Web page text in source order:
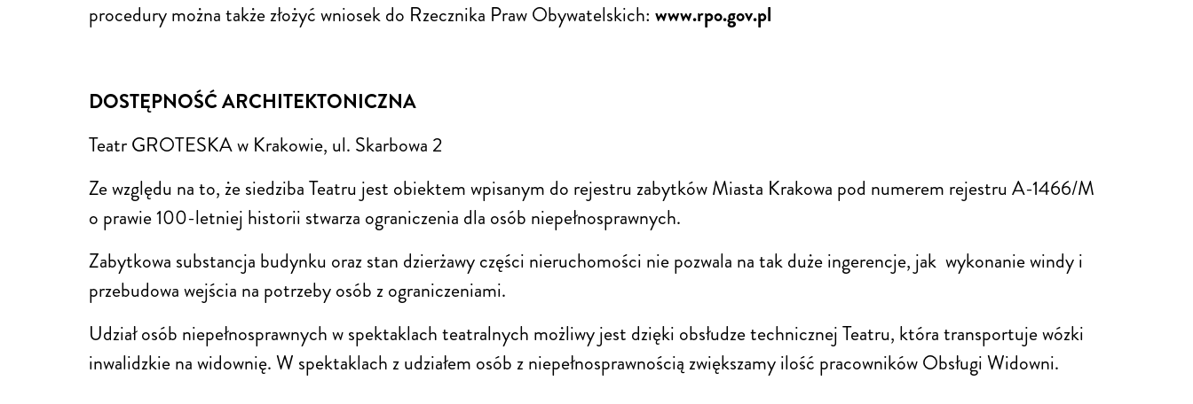
procedury można także złożyć wniosek do Rzecznika Praw Obywatelskich: www.rpo.gov.pl
DOSTĘPNOŚĆ ARCHITEKTONICZNA
Teatr GROTESKA w Krakowie, ul. Skarbowa 2
Ze względu na to, że siedziba Teatru jest obiektem wpisanym do rejestru zabytków Miasta Krakowa pod numerem rejestru A-1466/M
o prawie 100-letniej historii stwarza ograniczenia dla osób niepełnosprawnych.
Zabytkowa substancja budynku oraz stan dzierżawy części nieruchomości nie pozwala na tak duże ingerencje, jak wykonanie windy i
przebudowa wejścia na potrzeby osób z ograniczeniami.
Udział osób niepełnosprawnych w spektaklach teatralnych możliwy jest dzięki obsłudze technicznej Teatru, która transportuje wózki
inwalidzkie na widownię. W spektaklach z udziałem osób z niepełnosprawnością zwiększamy ilość pracowników Obsługi Widowni.